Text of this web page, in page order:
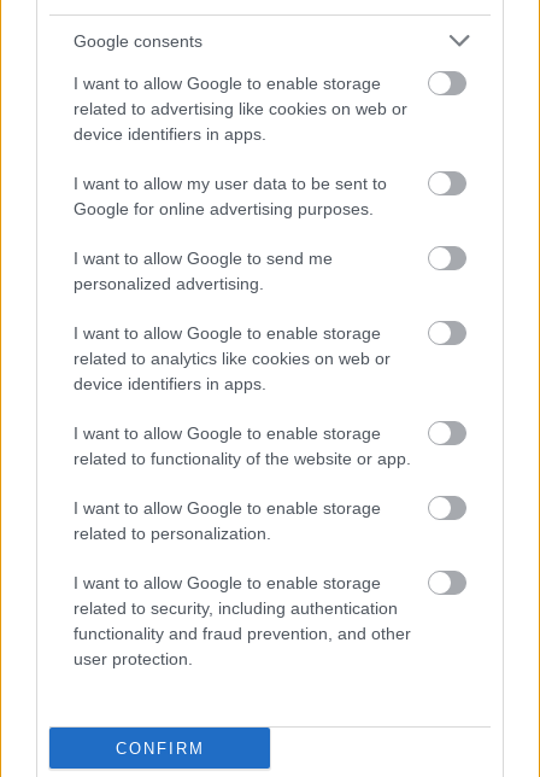
Google consents
I want to allow Google to enable storage
related to advertising like cookies on web or
device identifiers in apps.
I want to allow my user data to be sent to
Google for online advertising purposes.
I want to allow Google to send me
personalized advertising.
I want to allow Google to enable storage
related to analytics like cookies on web or
device identifiers in apps.
I want to allow Google to enable storage
related to functionality of the website or app.
I want to allow Google to enable storage
related to personalization.
I want to allow Google to enable storage
related to security, including authentication
functionality and fraud prevention, and other
user protection.
CONFIRM
κανονισμός για δόκιμους – Τι αλλάζει
σε διαμονή, σίτιση και πρακτική
Γλώσσα
Παιδεία